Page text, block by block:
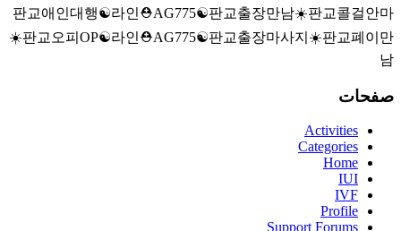
판교애인대행☯️라인⛑️AG775​​​​​​​☯️판교출장만남☀️판교콜걸안마
☀️판교오피OP☯️라인⛑️AG775​​​​​​​☯️판교출장마사지☀️판교폐이만
남
صفحات
Activities
Categories
Home
IUI
IVF
Profile
Support Forums